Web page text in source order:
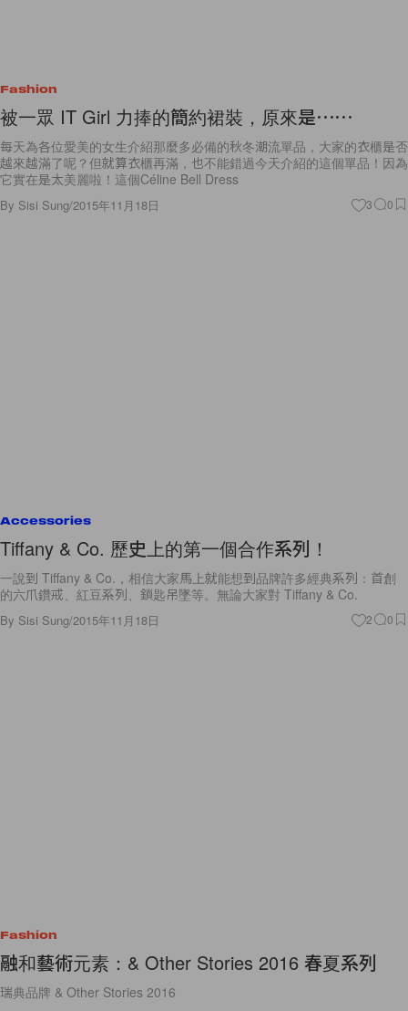
Fashion
被一眾 IT Girl 力捧的簡約裙裝，原來是⋯⋯
每天為各位愛美的女生介紹那麼多必備的秋冬潮流單品，大家的衣櫃是否
越來越滿了呢？但就算衣櫃再滿，也不能錯過今天介紹的這個單品！因為
它實在是太美麗啦！這個Céline Bell Dress
By Sisi Sung/2015年11月18日 3 0
Accessories
Tiffany & Co. 歷史上的第一個合作系列！
一說到 Tiffany & Co.，相信大家馬上就能想到品牌許多經典系列：首創
的六爪鑽戒、紅豆系列、鎖匙吊墜等。無論大家對 Tiffany & Co.
By Sisi Sung/2015年11月18日 2 0
Fashion
融和藝術元素：& Other Stories 2016 春夏系列
瑞典品牌 & Other Stories 2016